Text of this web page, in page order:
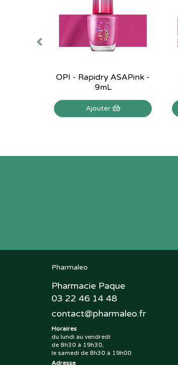
OPI - Rapidry ASAPink -
9mL
Ajouter
Pharmaleo
Pharmacie Paque
03 22 46 14 48
contact@pharmaleo.fr
Horaires
du lundi au vendredi
de 8h30 à 19h30,
le samedi de 8h30 à 19h00
Adresse